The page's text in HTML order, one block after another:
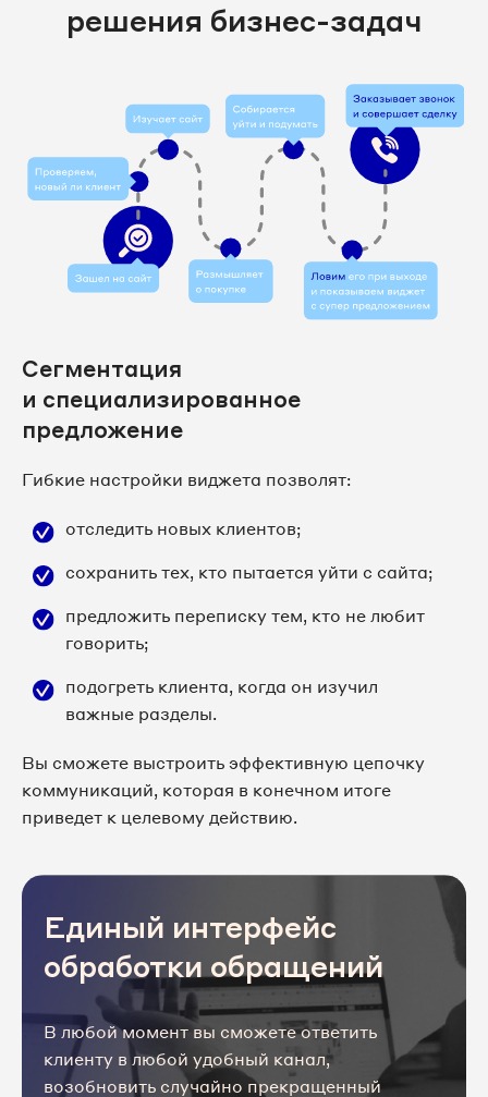
решения бизнес-задач
Сегментация
и специализированное
предложение
Гибкие настройки виджета позволят:
отследить новых клиентов;
сохранить тех, кто пытается уйти с сайта;
предложить переписку тем, кто не любит
говорить;
подогреть клиента, когда он изучил
важные разделы.
Вы сможете выстроить эффективную цепочку
коммуникаций, которая в конечном итоге
приведет к целевому действию.
Единый интерфейс
обработки обращений
В любой момент вы сможете ответить
клиенту в любой удобный канал,
возобновить случайно прекращенный